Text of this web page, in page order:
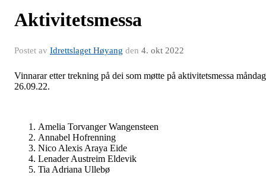
Aktivitetsmessa
Postet av Idrettslaget Høyang den 4. okt 2022
Vinnarar etter trekning på dei som møtte på aktivitetsmessa måndag
26.09.22.
Amelia Torvanger Wangensteen
Annabel Hofrenning
Nico Alexis Araya Eide
Lenader Austreim Eldevik
Tia Adriana Ullebø